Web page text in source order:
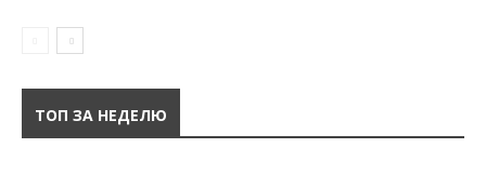
ТОП ЗА НЕДЕЛЮ